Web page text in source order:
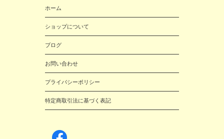
ホーム
ショップについて
ブログ
お問い合わせ
プライバシーポリシー
特定商取引法に基づく表記